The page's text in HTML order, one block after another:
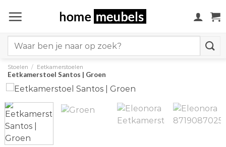
naar
for:
Stoelen / Eetkamerstoelen
Eetkamerstoel Santos | Groen